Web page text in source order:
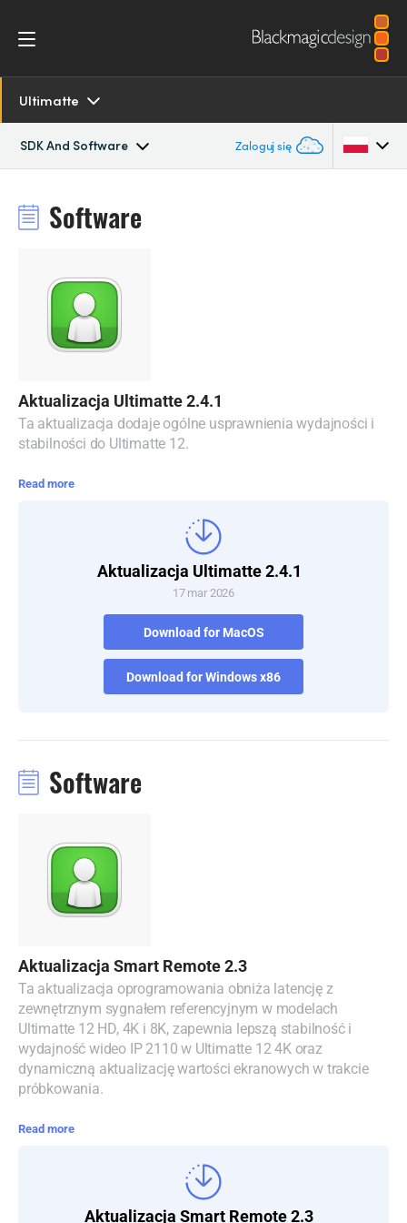
Ultimatte
SDK And Software Zaloguj się
Resources
Tech Specs
Austria
Brazil
Canada
China
Denmark
Hong Kong SAR, China
Korea
Mexico
Netherlands
New Zealand
Polska
Portugal
Singapore
South Africa
Spain
Chinese Taipei
Software
Aktualizacja Ultimatte 2.4.1
Ta aktualizacja dodaje ogólne usprawnienia wydajności i
stabilności do Ultimatte 12.
Read more
Aktualizacja Ultimatte 2.4.1
17 mar 2026
Download for MacOS
Download for Windows x86
Software
Aktualizacja Smart Remote 2.3
Ta aktualizacja oprogramowania obniża latencję z
zewnętrznym sygnałem referencyjnym w modelach
Ultimatte 12 HD, 4K i 8K, zapewnia lepszą stabilność i
wydajność wideo IP 2110 w Ultimatte 12 4K oraz
dynamiczną aktualizację wartości ekranowych w trakcie
próbkowania.
Read more
Aktualizacja Smart Remote 2.3